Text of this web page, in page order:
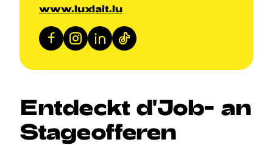
www.luxlait.lu
Facebook
Instagram
LinkedIn
TikTok
Entdeckt d'Job- an
Stageofferen